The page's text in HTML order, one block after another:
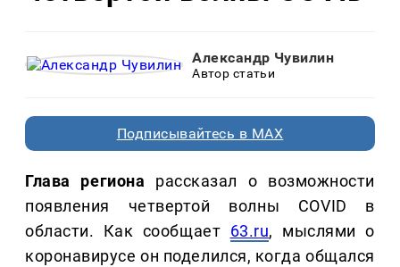
Александр Чувилин
Автор статьи
Подписывайтесь в MAX
Глава региона рассказал о возможности
появления четвертой волны COVID в
области. Как сообщает 63.ru, мыслями о
коронавирусе он поделился, когда общался